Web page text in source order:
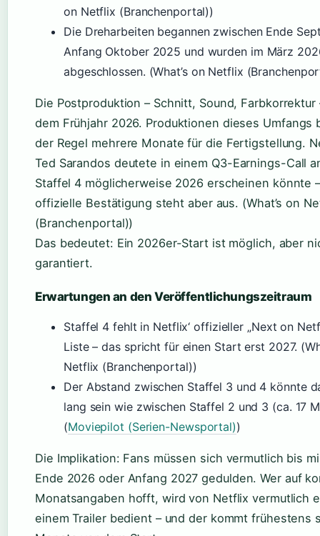
on Netflix (Branchenportal))
Die Dreharbeiten begannen zwischen Ende
Anfang Oktober 2025 und wurden im März
abgeschlossen. (What’s on Netflix
Die Postproduktion – Schnitt, Sound, Farbkorrektur
dem Frühjahr 2026. Produktionen dieses Umfangs
der Regel mehrere Monate für die Fertigstellung.
Ted Sarandos deutete in einem Q3-Earnings-Call
Staffel 4 möglicherweise 2026 erscheinen könnte
offizielle Bestätigung steht aber aus. (What’s on
(Branchenportal))
Das bedeutet: Ein 2026er-Start ist möglich, aber
garantiert.
Erwartungen an den Veröffentlichungszeitraum
Staffel 4 fehlt in Netflix‘ offizieller „Next on
Liste – das spricht für einen Start erst 2027.
Netflix (Branchenportal))
Der Abstand zwischen Staffel 3 und 4 könnte
lang sein wie zwischen Staffel 2 und 3 (ca. 17
(Moviepilot (Serien-Newsportal))
Die Implikation: Fans müssen sich vermutlich bis
Ende 2026 oder Anfang 2027 gedulden. Wer auf
Monatsangaben hofft, wird von Netflix vermutlich
einem Trailer bedient – und der kommt frühestens